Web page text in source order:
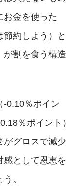
お金を使った
約しよう）と
が割を食う構造
-0.10％ポイン
％ポイント）
がグロスで減少
感として恩恵を
。